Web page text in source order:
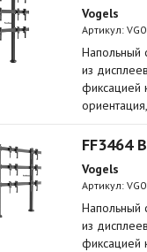
Vogels
Артикул:
Напольный
из
фиксацией
FF3464
Vogels
Артикул:
Напольный
из
фиксацией